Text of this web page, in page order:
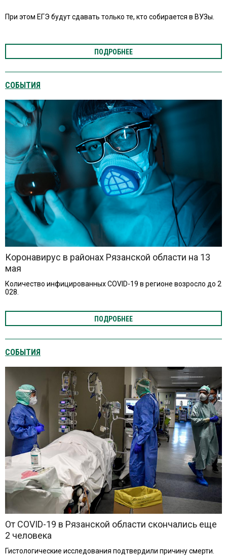
При этом ЕГЭ будут сдавать только те, кто собирается в ВУЗы.
ПОДРОБНЕЕ
СОБЫТИЯ
Коронавирус в районах Рязанской области на 13
мая
Количество инфицированных COVID-19 в регионе возросло до 2
028.
ПОДРОБНЕЕ
СОБЫТИЯ
От COVID-19 в Рязанской области скончались еще
2 человека
Гистологические исследования подтвердили причину смерти.